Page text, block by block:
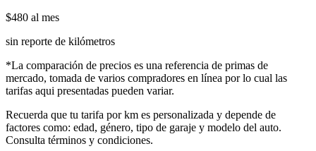
$480 al mes
sin reporte de kilómetros
*La comparación de precios es una referencia de primas de
mercado, tomada de varios compradores en línea por lo cual las
tarifas aqui presentadas pueden variar.
Recuerda que tu tarifa por km es personalizada y depende de
factores como: edad, género, tipo de garaje y modelo del auto.
Consulta términos y condiciones.